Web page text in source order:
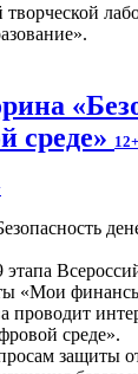
среде» 12+
«Мои
проводит
среде».
защиты